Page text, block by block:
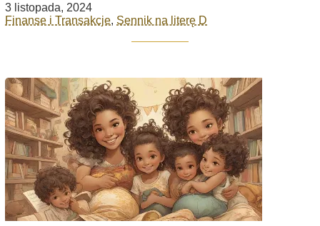
3 listopada, 2024
Finanse i Transakcje, Sennik na literę D